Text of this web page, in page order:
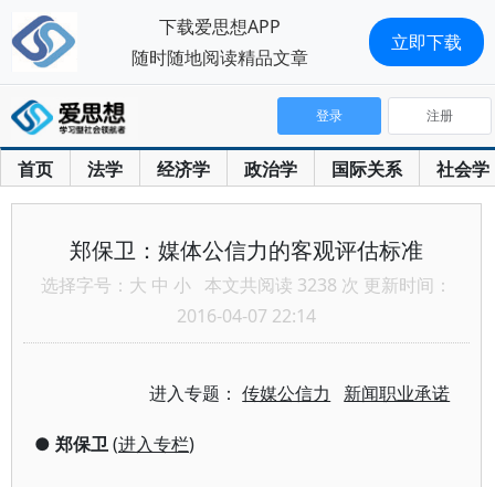
首页 法学 经济学 政治学 国际关系 社会学
登录 注册
郑保卫：媒体公信力的客观评估标准
选择字号： 大 中 小 本文共阅读 3238 次 更新时间：
2016-04-07 22:14
进入专题：传媒公信力 新闻职业承诺
● 郑保卫(进入专栏)
下载爱思想APP
随时随地阅读精品文章
立即下载